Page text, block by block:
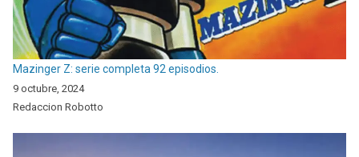
Mazinger Z: serie completa 92 episodios.
9 octubre, 2024
Redaccion Robotto